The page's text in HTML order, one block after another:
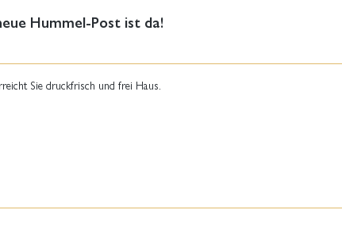
Hummel-Post ist da!
Sie druckfrisch und frei Haus.